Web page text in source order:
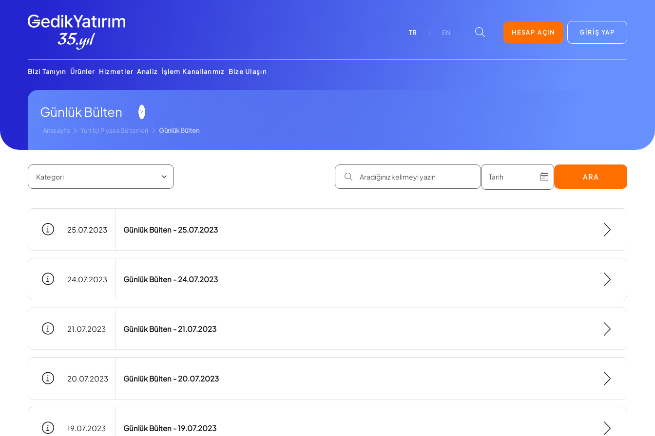
TR EN HESAP AÇIN GİRİŞ YAP
Bizi Tanıyın Ürünler Hizmetler Analiz İşlem Kanallarımız Bize Ulaşın
Günlük Bülten
Anasayfa Yurt İçi Piyasa Bültenleri Günlük Bülten
ARA
25.07.2023 Günlük Bülten - 25.07.2023
24.07.2023 Günlük Bülten - 24.07.2023
21.07.2023 Günlük Bülten - 21.07.2023
20.07.2023 Günlük Bülten - 20.07.2023
19.07.2023 Günlük Bülten - 19.07.2023